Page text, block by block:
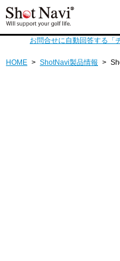
お問合せに自動回答する「
HOME > ShotNavi製品情報 >